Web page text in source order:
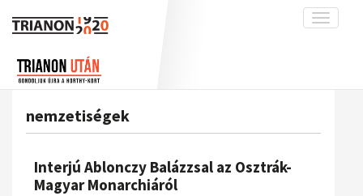
Toggle
A békerendszer megszilárdulása
Galéria
nemzetiségek
Interjú Ablonczy Balázzsal az Osztrák-
Magyar Monarchiáról